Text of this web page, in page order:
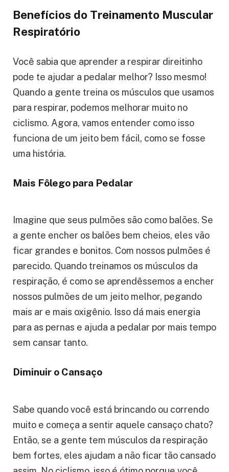
Benefícios do Treinamento Muscular
Respiratório
Você sabia que aprender a respirar direitinho
pode te ajudar a pedalar melhor? Isso mesmo!
Quando a gente treina os músculos que usamos
para respirar, podemos melhorar muito no
funciona de um jeito bem fácil, como se fosse
Mais Fôlego para Pedalar
Imagine que seus pulmões são como balões. Se
a gente encher os balões bem cheios, eles vão
ficar grandes e bonitos. Com nossos pulmões é
parecido. Quando treinamos os músculos da
respiração, é como se aprendêssemos a encher
nossos pulmões de um jeito melhor, pegando
para as pernas e ajuda a pedalar por mais tempo
Diminuir o Cansaço
Sabe quando você está brincando ou correndo